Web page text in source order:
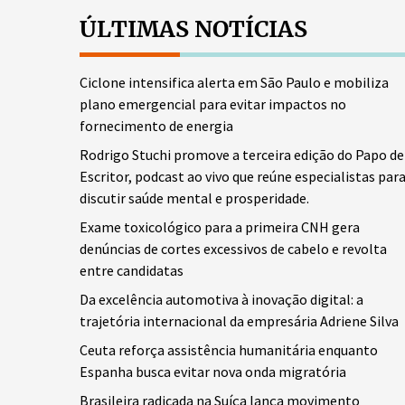
ÚLTIMAS NOTÍCIAS
Ciclone intensifica alerta em São Paulo e mobiliza
plano emergencial para evitar impactos no
fornecimento de energia
Rodrigo Stuchi promove a terceira edição do Papo de
Escritor, podcast ao vivo que reúne especialistas para
discutir saúde mental e prosperidade.
Exame toxicológico para a primeira CNH gera
denúncias de cortes excessivos de cabelo e revolta
entre candidatas
Da excelência automotiva à inovação digital: a
trajetória internacional da empresária Adriene Silva
Ceuta reforça assistência humanitária enquanto
Espanha busca evitar nova onda migratória
Brasileira radicada na Suíça lança movimento